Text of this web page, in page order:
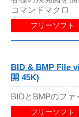
コマンドマクロ
フリーソフト
BID & BMP File
開 45K)
BIDとBMPのファ
フリーソフト